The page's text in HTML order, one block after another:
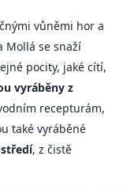
vůněmi hor a
Mollá se snaží
pocity, jaké cítí,
vyráběny z
recepturám,
také vyráběné
, z čistě